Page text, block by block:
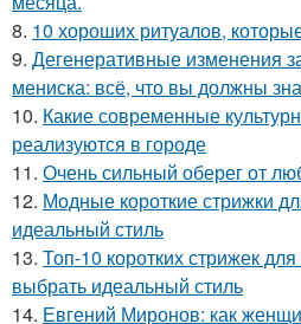
8. 10 хороших ритуалов,
9. Дегенеративные изменения
мениска: всё, что вы должны
10. Какие современные
реализуются в городе
11. Очень сильный оберег от
12. Модные короткие стрижки
идеальный стиль
13. Топ-10 коротких стрижек
выбрать идеальный стиль
14. Евгений Миронов: как